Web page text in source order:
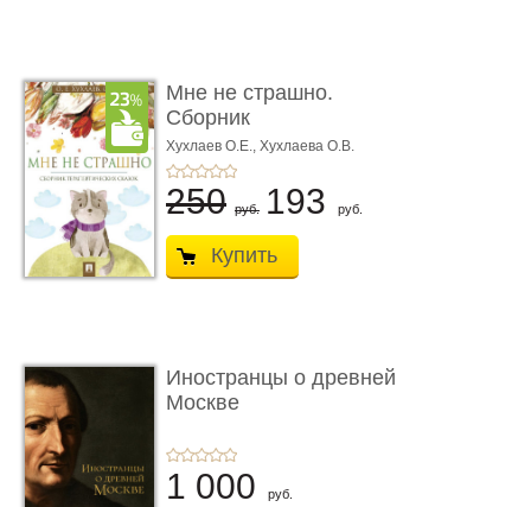
Мне не страшно.
Сборник
терапевтических
сказо� ...
Хухлаев О.Е., Хухлаева О.В.
250 руб. 193 руб.
Купить
Иностранцы о древней
Москве
1 000 руб.